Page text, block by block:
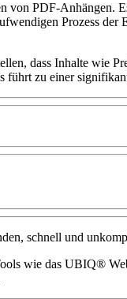
von PDF-Anhängen.
Prozess
dass Inhalte wie
zu einer
schnell und
wie das UBIQ®️